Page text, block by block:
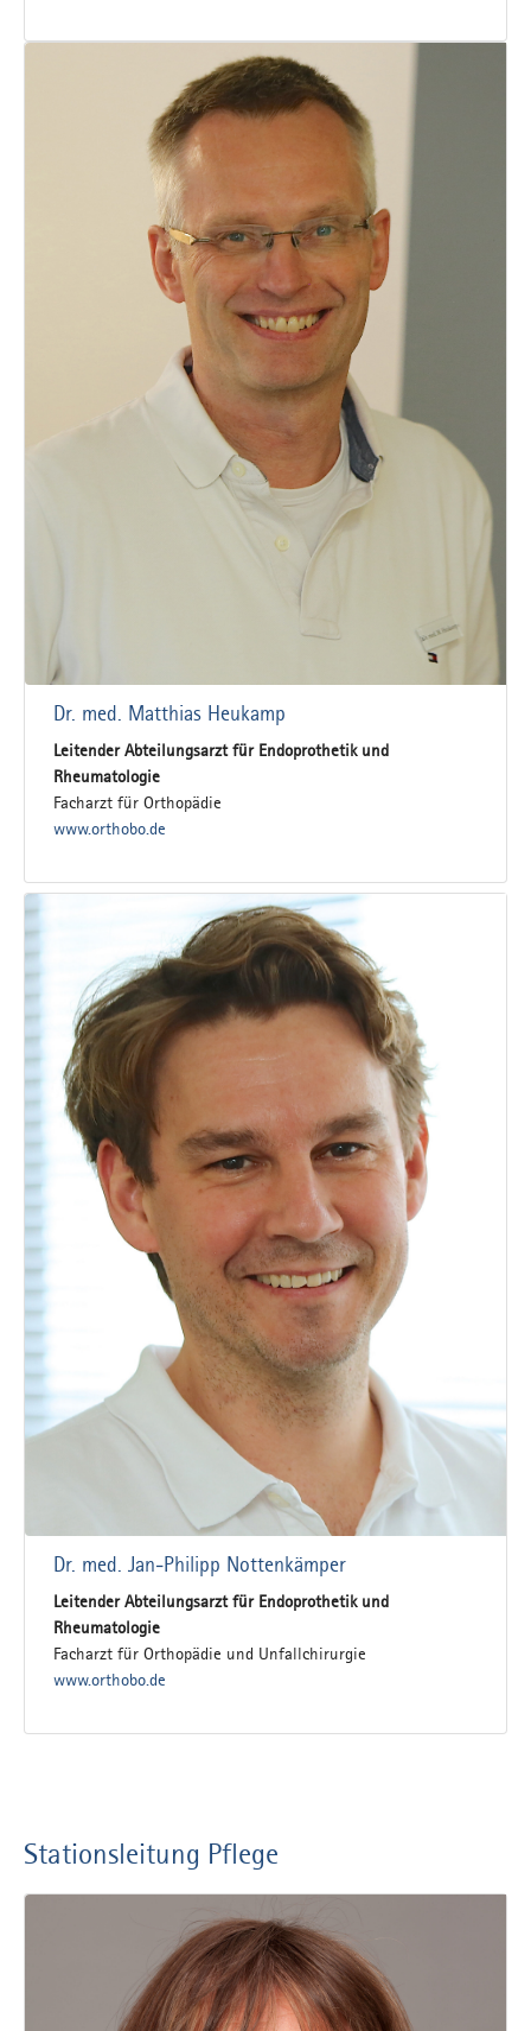
Dr. med. Matthias Heukamp
Leitender Abteilungsarzt für Endoprothetik und
Rheumatologie
Facharzt für Orthopädie
www.orthobo.de
Dr. med. Jan-Philipp Nottenkämper
Leitender Abteilungsarzt für Endoprothetik und
Rheumatologie
Facharzt für Orthopädie und Unfallchirurgie
www.orthobo.de
Stationsleitung Pflege